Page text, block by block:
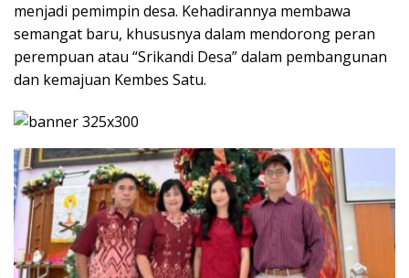
menjadi pemimpin desa. Kehadirannya membawa
semangat baru, khususnya dalam mendorong peran
perempuan atau “Srikandi Desa” dalam pembangunan
dan kemajuan Kembes Satu.